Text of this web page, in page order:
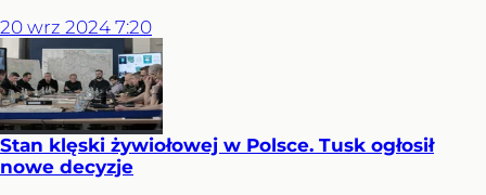
20 wrz 2024 7:20
Stan klęski żywiołowej w Polsce. Tusk ogłosił
nowe decyzje